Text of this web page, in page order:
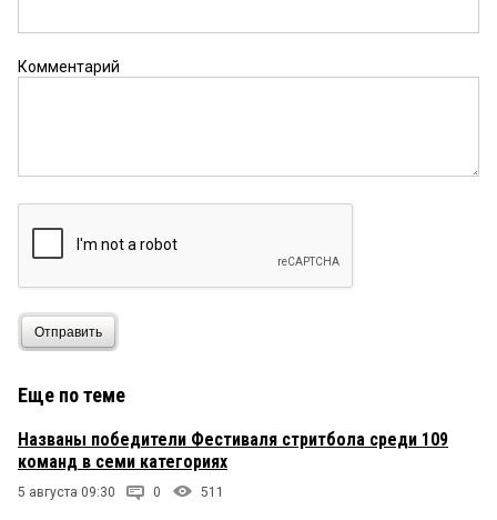
Комментарий
Отправить
Еще по теме
Названы победители Фестиваля стритбола среди 109
команд в семи категориях
5 августа 09:30 0 511